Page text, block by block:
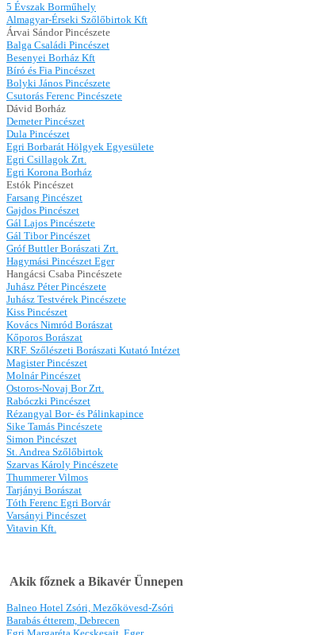
5 Évszak Borműhely
Almagyar-Érseki Szőlőbirtok Kft
Árvai Sándor Pincészete
Balga Családi Pincészet
Besenyei Borház Kft
Bíró és Fia Pincészet
Bolyki János Pincészete
Csutorás Ferenc Pincészete
Dávid Borház
Demeter Pincészet
Dula Pincészet
Egri Borbarát Hölgyek Egyesülete
Egri Csillagok Zrt.
Egri Korona Borház
Estók Pincészet
Farsang Pincészet
Gajdos Pincészet
Gál Lajos Pincészete
Gál Tibor Pincészet
Gróf Buttler Borászati Zrt.
Hagymási Pincészet Eger
Hangácsi Csaba Pincészete
Juhász Péter Pincészete
Juhász Testvérek Pincészete
Kiss Pincészet
Kovács Nimród Borászat
Kőporos Borászat
KRF. Szőlészeti Borászati Kutató Intézet
Magister Pincészet
Molnár Pincészet
Ostoros-Novaj Bor Zrt.
Rabóczki Pincészet
Rézangyal Bor- és Pálinkapince
Sike Tamás Pincészete
Simon Pincészet
St. Andrea Szőlőbirtok
Szarvas Károly Pincészete
Thummerer Vilmos
Tarjányi Borászat
Tóth Ferenc Egri Borvár
Varsányi Pincészet
Vitavin Kft.
Akik főznek a Bikavér Ünnepen
Balneo Hotel Zsóri, Mezőkövesd-Zsóri
Barabás étterem, Debrecen